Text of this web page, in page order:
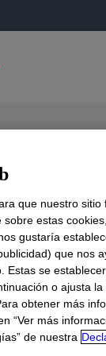
DE
que nuestro sitio
estas
gustaría
que nos
Estas se
o ajusta la
obtener más
“Ver más
de nuestra